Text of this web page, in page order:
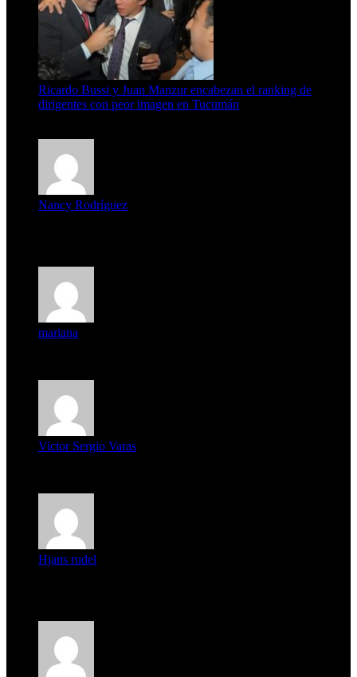
Ricardo Bussi y Juan Manzur encabezan el ranking de
dirigentes con peor imagen en Tucumán
Nancy Rodríguez
mariana
Victor Sergio Varas
Hjans rudel